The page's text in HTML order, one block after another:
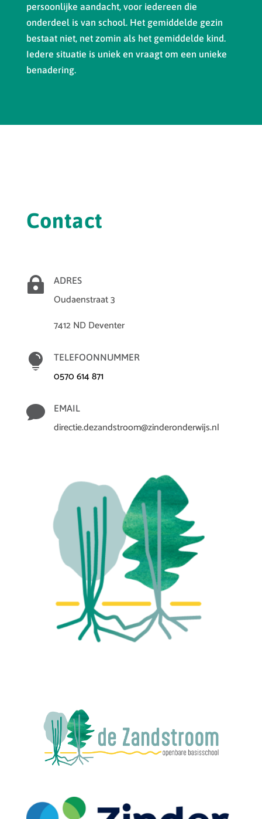
persoonlijke aandacht, voor iedereen die
onderdeel is van school. Het gemiddelde gezin
bestaat niet, net zomin als het gemiddelde kind.
Iedere situatie is uniek en vraagt om een unieke
benadering.
Contact
 ADRES
Oudaenstraat 3
7412 ND Deventer
 TELEFOONNUMMER
0570 614 871
 EMAIL
directie.dezandstroom@zinderonderwijs.nl